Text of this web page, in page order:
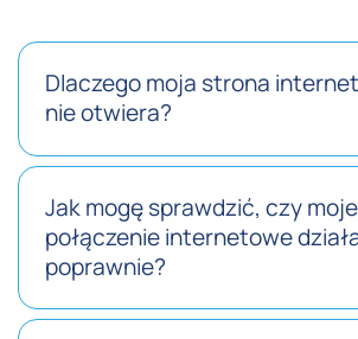
Dlaczego moja strona
nie otwiera?
Jak mogę sprawdzić, czy moje
połączenie internetowe
poprawnie?